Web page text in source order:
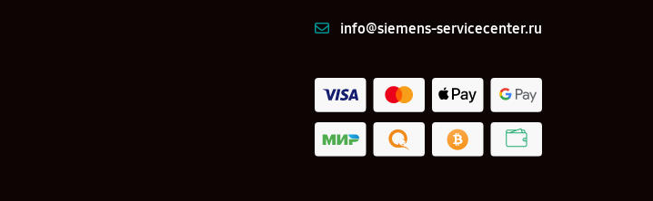
info@siemens-servicecenter.ru